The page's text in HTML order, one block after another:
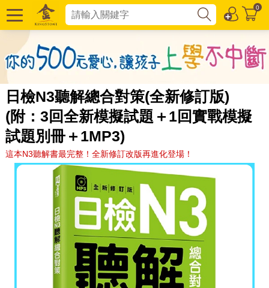
0
日檢N3聽解總合對策(全新修訂版)
(附：3回全新模擬試題＋1回實戰模擬
試題別冊＋1MP3)
這本N3聽解書最完整！全新修訂改版再進化登場！